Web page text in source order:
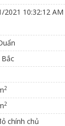
2021 10:32:12 AM
Bắc
2
2
chính chủ